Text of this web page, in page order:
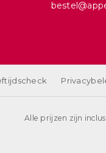
Alle prijzen zijn